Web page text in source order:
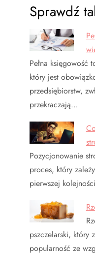
Sprawdź
Pełna księgowość
który jest
przedsiębiorstw,
przekraczają…
Pozycjonowanie
proces, który
pierwszej
pszczelarski, który
popularność ze